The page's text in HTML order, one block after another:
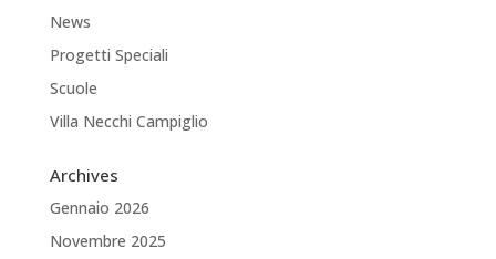
News
Progetti Speciali
Scuole
Villa Necchi Campiglio
Archives
Gennaio 2026
Novembre 2025